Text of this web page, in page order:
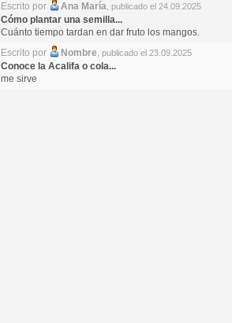
Escrito por
Ana María, publicado el 24.09.2025
Cómo plantar una semilla...
Cuánto tiempo tardan en dar fruto los mangos.
Escrito por
Nombre, publicado el 23.09.2025
Conoce la Acalifa o cola...
me sirve